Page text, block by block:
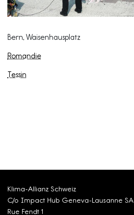
Bern, Waisenhausplatz
Romandie
Tessin
Klima-Allianz Schweiz
C/o Impact Hub Geneva-Lausanne SA
Rue Fendt 1